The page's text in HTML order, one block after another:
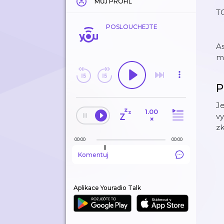
POSLOUCHEJTE
1.00
×
00:00 00:00
Komentuj
Aplikace Youradio Talk